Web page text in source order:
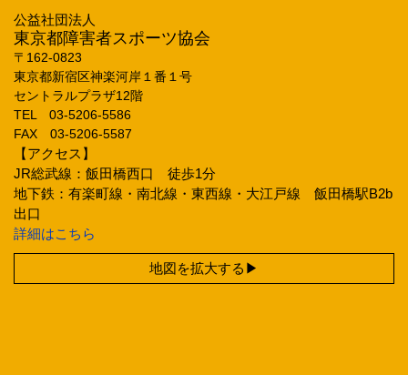
公益社団法人
東京都障害者スポーツ協会
〒162‐0823
東京都新宿区神楽河岸１番１号
セントラルプラザ12階
TEL 03‐5206‐5586
FAX 03‐5206‐5587
【アクセス】
JR総武線：飯田橋西口 徒歩1分
地下鉄：有楽町線・南北線・東西線・大江戸線 飯田橋駅B2b
出口
詳細はこちら
地図を拡大する